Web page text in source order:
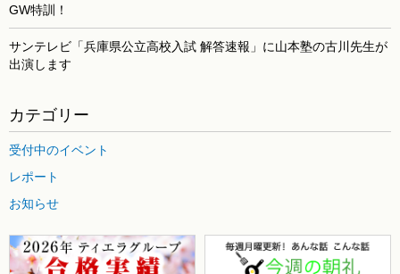
GW特訓！
サンテレビ「兵庫県公立高校入試 解答速報」に山本塾の古川先生が
出演します
カテゴリー
受付中のイベント
レポート
お知らせ